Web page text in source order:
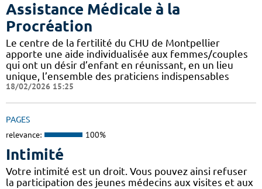
Assistance Médicale à la
Procréation
Le centre de la fertilité du CHU de Montpellier
apporte une aide individualisée aux femmes/couples
qui ont un désir d’enfant en réunissant, en un lieu
unique, l’ensemble des praticiens indispensables
18/02/2026 15:25
PAGES
relevance: 100%
Intimité
Votre intimité est un droit. Vous pouvez ainsi refuser
la participation des jeunes médecins aux visites et aux